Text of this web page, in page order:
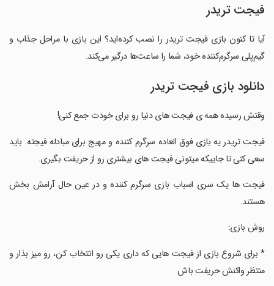
فیجت تریدر
آیا تا کنون بازی فیجت تریدر را نصب کرده‌اید؟ این بازی با مراحل جذاب و
گیم‌پلی سرگرم‌کننده خود، شما را ساعت‌ها درگیر می‌کند.
دانلود بازی فیجت تریدر
وقتش رسیده همه ی فیجت های دنیا رو برای خودت جمع کنی!
‏فیجت تریدر یه بازی فوق العاده سرگرم کننده و مهیج برای مبادله فیجته. باید
سعی کنی تا جاییکه میتونی فیجت های بیشتری رو از حریفت بگیری.
‏فیجت ها یک سری اسباب بازی سرگرم کننده و در عین حال آرامش بخش
هستند.
‏روش بازی:
‏* برای شروع بازی از فیجت هایی که داری یکی رو انتخاب کن، رو میز بذار و
منتظر واکنش حریفت باش